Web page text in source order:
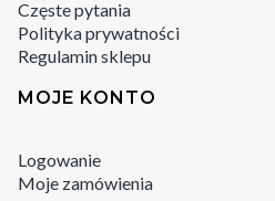
Częste pytania
Polityka prywatności
Regulamin sklepu
MOJE KONTO
Logowanie
Moje zamówienia